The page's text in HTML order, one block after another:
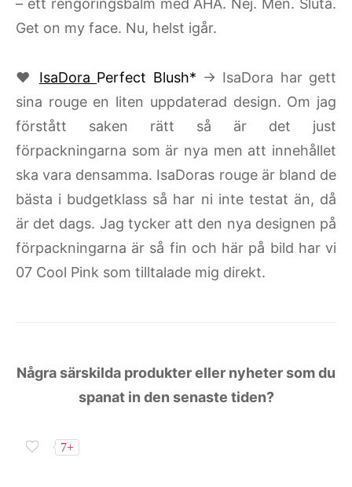
Get on my face. Nu, helst igår.
♥ IsaDora Perfect Blush* → IsaDora har gett
sina rouge en liten uppdaterad design. Om jag
förstått saken rätt så är det just
förpackningarna som är nya men att innehållet
ska vara densamma. IsaDoras rouge är bland de
bästa i budgetklass så har ni inte testat än, då
är det dags. Jag tycker att den nya designen på
förpackningarna är så fin och här på bild har vi
07 Cool Pink som tilltalade mig direkt.
Några särskilda produkter eller nyheter som du
spanat in den senaste tiden?
7+